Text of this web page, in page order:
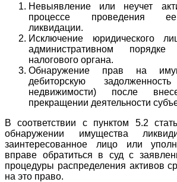
Невыявление или неучет
процессе проведения
ликвидации.
Исключение юридического
административном
налогового органа.
Обнаружение прав на
дебиторскую
недвижимости) после
прекращении деятельности
В соответствии с пунктом 5.2
обнаружении имущества
заинтересованное лицо или
вправе обратиться в суд с
процедуры распределения активов
на это право.